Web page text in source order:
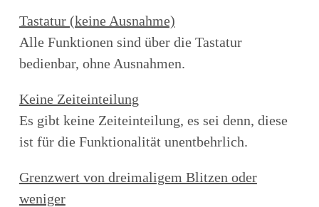
Tastatur (keine Ausnahme)
Alle Funktionen sind über die Tastatur
bedienbar, ohne Ausnahmen.
Keine Zeiteinteilung
Es gibt keine Zeiteinteilung, es sei denn, diese
ist für die Funktionalität unentbehrlich.
Grenzwert von dreimaligem Blitzen oder
weniger